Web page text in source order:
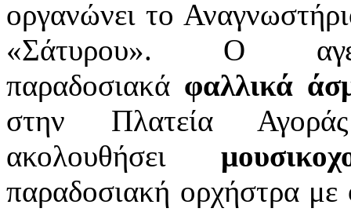
οργανώνει το
«Σάτυρου». Ο
παραδοσιακά φαλλικά
στην Πλατεία
ακολουθήσει
παραδοσιακή ορχήστρα